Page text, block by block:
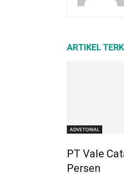
ARTIKEL
ADVETORIAL
PT Vale
Persen